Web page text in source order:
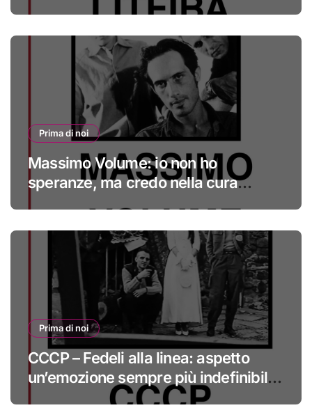
Prima di noi
Massimo Volume: io non ho
speranze, ma credo nella cura
Prima di noi
CCCP – Fedeli alla linea: aspetto
un’emozione sempre più indefinibile
#primadinoi